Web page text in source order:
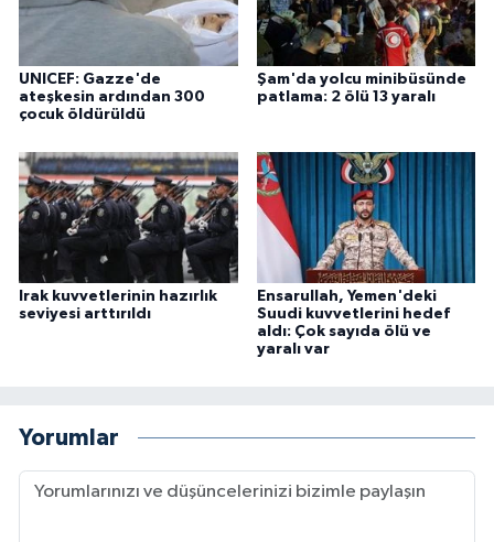
UNICEF: Gazze'de
ateşkesin ardından 300
çocuk öldürüldü
Şam'da yolcu minibüsünde
patlama: 2 ölü 13 yaralı
Irak kuvvetlerinin hazırlık
seviyesi arttırıldı
Ensarullah, Yemen'deki
Suudi kuvvetlerini hedef
aldı: Çok sayıda ölü ve
yaralı var
Yorumlar